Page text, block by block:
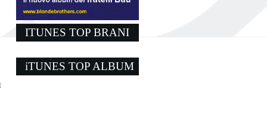
ITUNES TOP BRANI
iTUNES TOP ALBUM